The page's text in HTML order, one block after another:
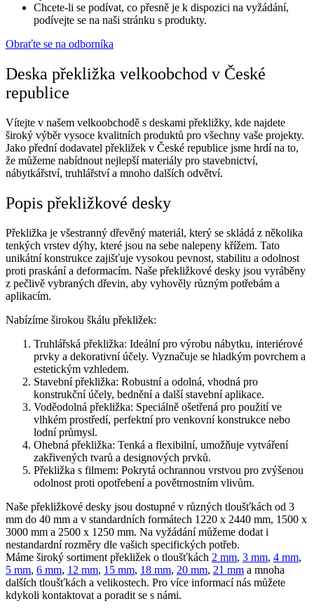
Chcete-li se podívat, co přesně je k dispozici na vyžádání,
podívejte se na naši stránku s produkty.
Obraťte se na odborníka
Deska překližka velkoobchod v České
republice
Vítejte v našem velkoobchodě s deskami překližky, kde najdete
široký výběr vysoce kvalitních produktů pro všechny vaše projekty.
Jako přední dodavatel překližek v České republice jsme hrdí na to,
že můžeme nabídnout nejlepší materiály pro stavebnictví,
nábytkářství, truhlářství a mnoho dalších odvětví.
Popis překližkové desky
Překližka je všestranný dřevěný materiál, který se skládá z několika
tenkých vrstev dýhy, které jsou na sebe nalepeny křížem. Tato
unikátní konstrukce zajišťuje vysokou pevnost, stabilitu a odolnost
proti praskání a deformacím. Naše překližkové desky jsou vyráběny
z pečlivě vybraných dřevin, aby vyhověly různým potřebám a
aplikacím.
Nabízíme širokou škálu překližek:
Truhlářská překližka: Ideální pro výrobu nábytku, interiérové
prvky a dekorativní účely. Vyznačuje se hladkým povrchem a
estetickým vzhledem.
Stavební překližka: Robustní a odolná, vhodná pro
konstrukční účely, bednění a další stavební aplikace.
Voděodolná překližka: Speciálně ošetřená pro použití ve
vlhkém prostředí, perfektní pro venkovní konstrukce nebo
lodní průmysl.
Ohebná překližka: Tenká a flexibilní, umožňuje vytváření
zakřivených tvarů a designových prvků.
Překližka s filmem: Pokrytá ochrannou vrstvou pro zvýšenou
odolnost proti opotřebení a povětrnostním vlivům.
Naše překližkové desky jsou dostupné v různých tloušťkách od 3
mm do 40 mm a v standardních formátech 1220 x 2440 mm, 1500 x
3000 mm a 2500 x 1250 mm. Na vyžádání můžeme dodat i
nestandardní rozměry dle vašich specifických potřeb.
Máme široký sortiment překližek o tloušťkách 2 mm, 3 mm, 4 mm,
5 mm, 6 mm, 12 mm, 15 mm, 18 mm, 20 mm, 21 mm a mnoha
dalších tloušťkách a velikostech. Pro více informací nás můžete
kdykoli kontaktovat a poradit se s námi.